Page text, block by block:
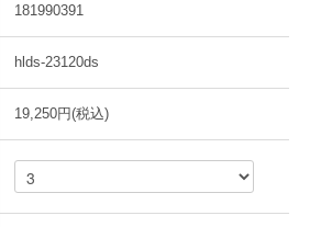
181990391
hlds-23120ds
19,250円(税込)